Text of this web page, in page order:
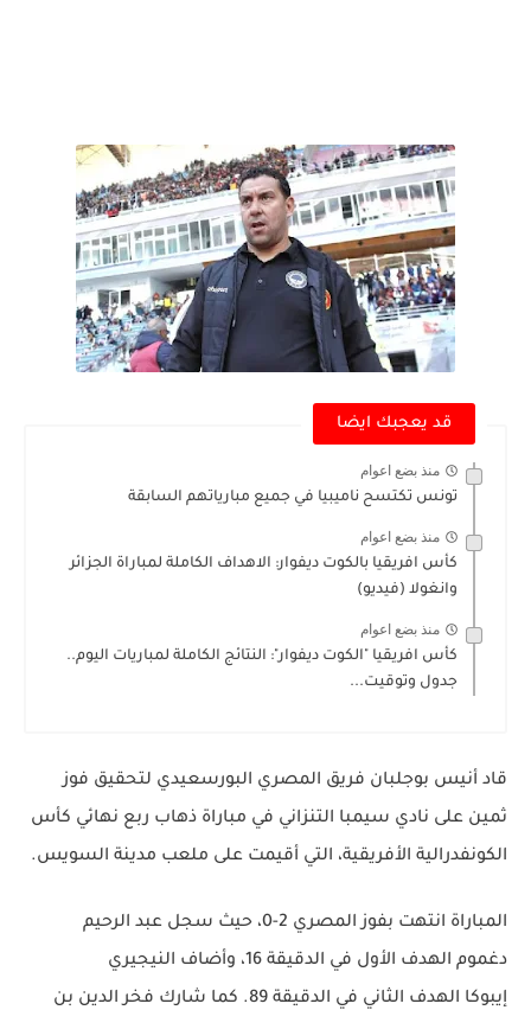
قد يعجبك ايضا
منذ بضع اعوام
تونس تكتسح ناميبيا في جميع مبارياتهم السابقة
منذ بضع اعوام
كأس افريقيا بالكوت ديفوار: الاهداف الكاملة لمباراة الجزائر
وانغولا (فيديو)
منذ بضع اعوام
كأس افريقيا "الكوت ديفوار": النتائج الكاملة لمباريات اليوم..
جدول وتوقيت...
قاد أنيس بوجلبان فريق المصري البورسعيدي لتحقيق فوز
ثمين على نادي سيمبا التنزاني في مباراة ذهاب ربع نهائي كأس
الكونفدرالية الأفريقية، التي أقيمت على ملعب مدينة السويس.
المباراة انتهت بفوز المصري 2-0 ، حيث سجل عبد الرحيم
دغموم الهدف الأول في الدقيقة 16، وأضاف النيجيري
إيبوكا الهدف الثاني في الدقيقة 89. كما شارك فخر الدين بن